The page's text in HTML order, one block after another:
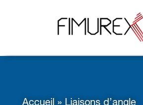
Accueil » Liaisons d’angle